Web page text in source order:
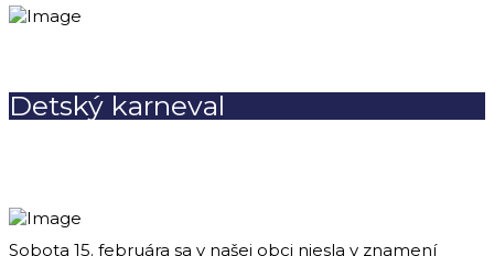
Detský karneval
Sobota 15. februára sa v našej obci niesla v znamení